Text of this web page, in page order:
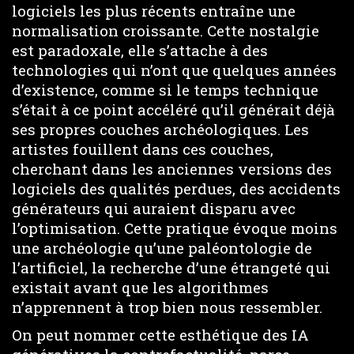
logiciels les plus récents entraîne une
normalisation croissante. Cette nostalgie
est paradoxale, elle s’attache à des
technologies qui n’ont que quelques années
d’existence, comme si le temps technique
s’était à ce point accéléré qu’il générait déjà
ses propres couches archéologiques. Les
artistes fouillent dans ces couches,
cherchant dans les anciennes versions des
logiciels des qualités perdues, des accidents
générateurs qui auraient disparu avec
l’optimisation. Cette pratique évoque moins
une archéologie qu’une paléontologie de
l’artificiel, la recherche d’une étrangeté qui
existait avant que les algorithmes
n’apprennent à trop bien nous ressembler.
On peut nommer cette esthétique des IA